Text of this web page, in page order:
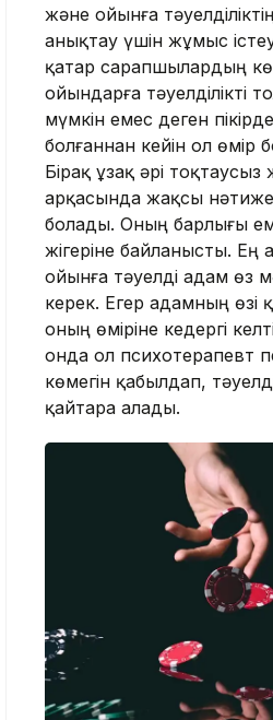
және ойынға
анықтау үшін жұмыс
қатар сарапшылардың
ойындарға тәуелділікті
мүмкін емес деген
болғаннан кейін ол өмір
Бірақ ұзақ әрі
арқасында жақсы
болады. Оның барлығы
жігеріне байланысты.
ойынға тәуелді адам өз
керек. Егер адамның өзі
оның өміріне кедергі
онда ол психотерапевт
көмегін қабылдап,
қайтара алады.